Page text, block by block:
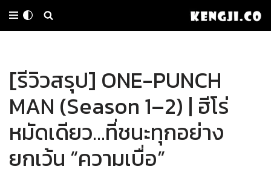
Skip
content
[รีวิวสรุป] ONE-PUNCH
MAN (Season 1–2) | ฮีโร่
หมัดเดียว…ที่ชนะทุกอย่าง
ยกเว้น “ความเบื่อ”